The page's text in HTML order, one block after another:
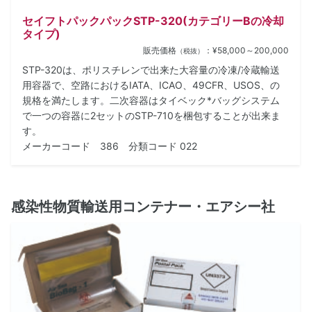
セイフトパックパックSTP-320(カテゴリーBの冷却
タイプ)
販売価格 （税抜） ：¥58,000～200,000
STP-320は、ポリスチレンで出来た大容量の冷凍/冷蔵輸送
用容器で、空路におけるIATA、ICAO、49CFR、USOS、の
規格を満たします。二次容器はタイベック*バッグシステム
で一つの容器に2セットのSTP-710を梱包することが出来ま
す。
メーカーコード 386 分類コード 022
感染性物質輸送用コンテナー・エアシー社